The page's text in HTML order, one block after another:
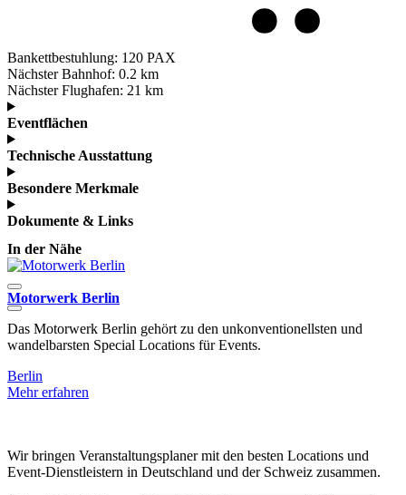
Bankettbestuhlung: 120 PAX
Nächster Bahnhof: 0.2 km
Nächster Flughafen: 21 km
Eventflächen
Technische Ausstattung
Besondere Merkmale
Dokumente & Links
In der Nähe
Motorwerk Berlin
Das Motorwerk Berlin gehört zu den unkonventionellsten und
wandelbarsten Special Locations für Events.
Berlin
Mehr erfahren
Wir bringen Veranstaltungsplaner mit den besten Locations und
Event-Dienstleistern in Deutschland und der Schweiz zusammen.